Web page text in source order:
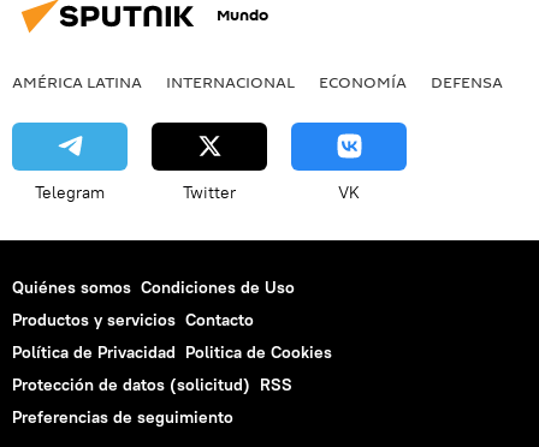
Mundo
AMÉRICA LATINA INTERNACIONAL ECONOMÍA DEFENSA
Telegram Twitter VK
Quiénes somos Condiciones de Uso
Productos y servicios Contacto
Política de Privacidad Politica de Cookies
Protección de datos (solicitud) RSS
Preferencias de seguimiento